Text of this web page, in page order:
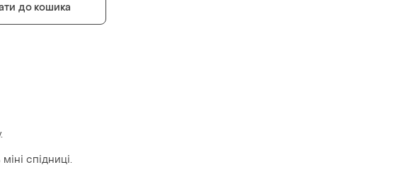
до кошика
спідниці.